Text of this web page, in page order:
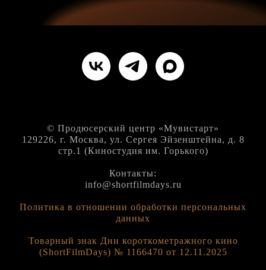
© Продюсерский центр «Мувистарт»
129226, г. Москва, ул. Сергея Эйзенштейна, д. 8
стр.1 (Киностудия им. Горького)
Контакты:
info@shortfilmdays.ru
Политика в отношении обработки персональных
данных
Товарный знак Дни короткометражного кино
(ShortFilmDays) № 1166470 от 12.11.2025